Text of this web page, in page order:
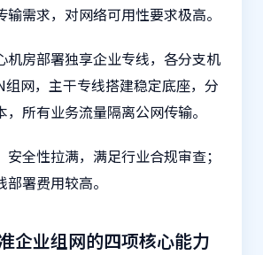
需求，对网络可用性要求极高。
机房部署独享企业专线，各分支机
组网，主干专线搭建稳定底座，分
所有业务流量隔离公网传输。
全性拉满，满足行业合规审查；
署费用较高。
企业组网的四项核心能力